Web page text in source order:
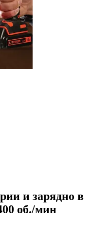
и зарядно в
об./мин